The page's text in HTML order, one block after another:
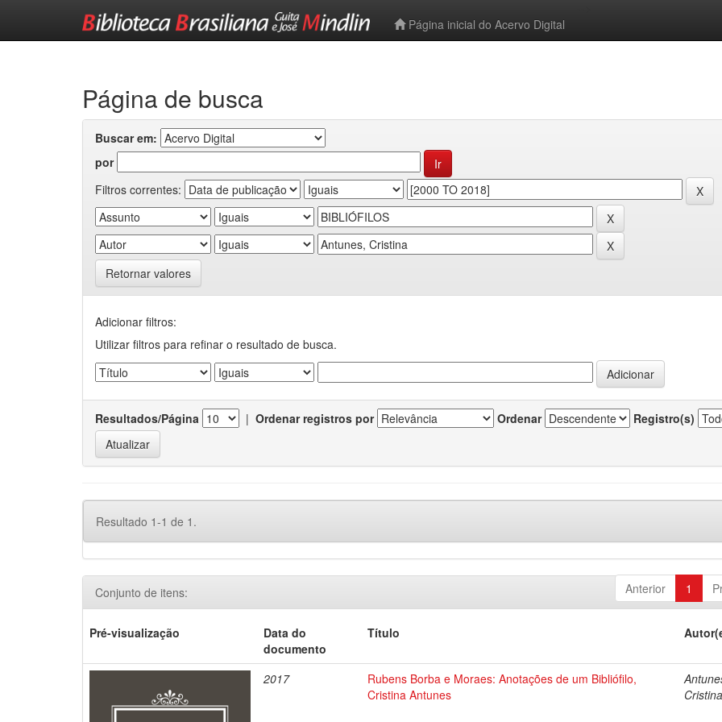
Página inicial do Acervo Digital
Página de busca
Buscar em:
por
Filtros correntes:
Retornar valores
Adicionar filtros:
Utilizar filtros para refinar o resultado de busca.
Resultados/Página | Ordenar registros por Ordenar Registro(s)
Resultado 1-1 de 1.
Anterior 1
Conjunto de itens:
Pré-visualização
Data do
documento
Título
2017
Rubens Borba e Moraes: Anotações de um Bibliófilo,
Cristina Antunes
Cristina